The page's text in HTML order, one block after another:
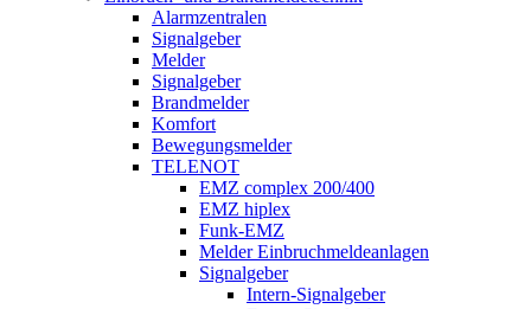
Alarmzentralen
Signalgeber
Melder
Signalgeber
Brandmelder
Komfort
Bewegungsmelder
TELENOT
EMZ complex 200/400
EMZ hiplex
Funk-EMZ
Melder Einbruchmeldeanlagen
Signalgeber
Intern-Signalgeber